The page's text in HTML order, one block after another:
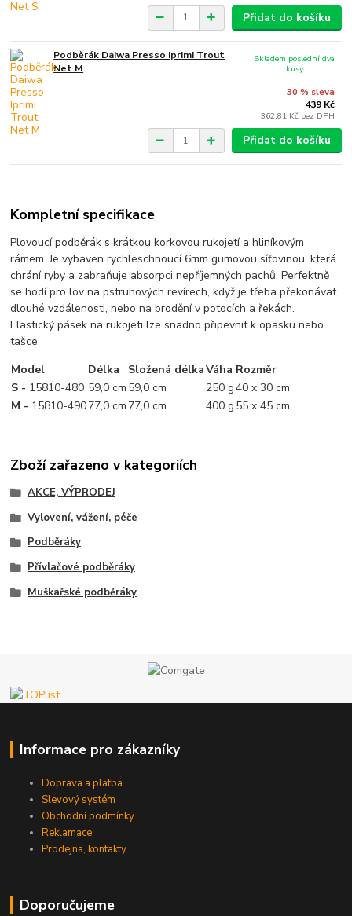
Přidat do košíku
Podběrák Daiwa Presso Iprimi Trout
Net M
30 % sleva
439 Kč
362,81 Kč bez DPH
Skladem poslední dva
kusy
Přidat do košíku
Kompletní specifikace
Plovoucí podběrák s krátkou korkovou rukojetí a hliníkovým
rámem. Je vybaven rychleschnoucí 6mm gumovou síťovinou, která
chrání ryby a zabraňuje absorpci nepříjemných pachů. Perfektně
se hodí pro lov na pstruhových revírech, když je třeba překonávat
dlouhé vzdálenosti, nebo na brodění v potocích a řekách.
Elastický pásek na rukojeti lze snadno připevnit k opasku nebo
tašce.
Model
Délka Složená délkaVáha Rozměr
S - 15810-480 59,0 cm 59,0 cm 250 g40 x 30 cm
M - 15810-49077,0 cm 77,0 cm 400 g 55 x 45 cm
Zboží zařazeno v kategoriích
AKCE, VÝPRODEJ
Vylovení, vážení, péče
Podběráky
Přívlačové podběráky
Muškařské podběráky
Informace pro zákazníky
Doprava a platba
Slevový systém
Obchodní podmínky
Reklamace
Prodejna, kontakty
Doporučujeme